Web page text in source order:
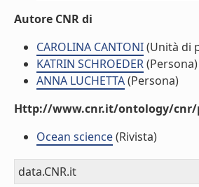
Autore CNR di
CAROLINA CANTONI(Unità di
KATRIN SCHROEDER(Persona)
ANNA LUCHETTA(Persona)
Http://www.cnr.it/ontology/
Ocean science(Rivista)
data.CNR.it